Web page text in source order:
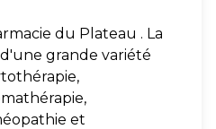
du Plateau . La
grande variété
et